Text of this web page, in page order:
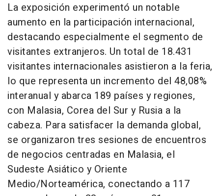
La exposición experimentó un notable
aumento en la participación internacional,
destacando especialmente el segmento de
visitantes extranjeros. Un total de 18.431
visitantes internacionales asistieron a la feria,
lo que representa un incremento del 48,08%
interanual y abarca 189 países y regiones,
con Malasia, Corea del Sur y Rusia a la
cabeza. Para satisfacer la demanda global,
se organizaron tres sesiones de encuentros
de negocios centradas en Malasia, el
Sudeste Asiático y Oriente
Medio/Norteamérica, conectando a 117